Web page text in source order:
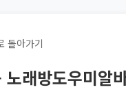
돌아가기
노래방도우미알